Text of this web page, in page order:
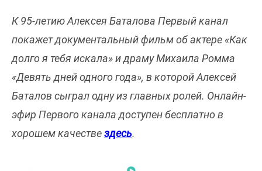
К 95-летию Алексея Баталова Первый канал
покажет документальный фильм об актере «Как
долго я тебя искала» и драму Михаила Ромма
«Девять дней одного года», в которой Алексей
Баталов сыграл одну из главных ролей. Онлайн-
эфир Первого канала доступен бесплатно в
хорошем качествездесь.